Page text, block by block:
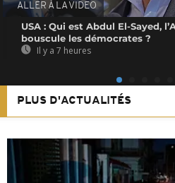
ALLER À LA VIDEO
USA : Qui est Abdul El-Sayed,
bouscule les démocrates ?
Il y a 7 heures
PLUS D'ACTUALITÉS